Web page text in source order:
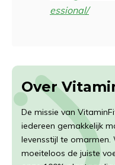
essional/
Over
De missie van
iedereen gemakkelijk
levensstijl te
moeiteloos de juiste